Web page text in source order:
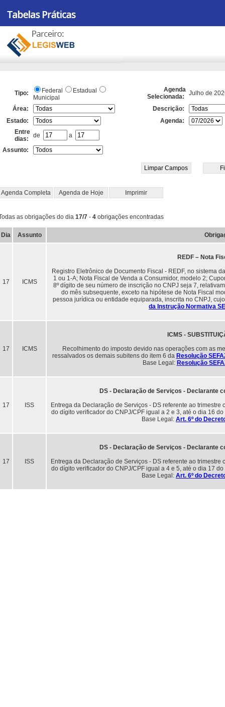
Tipo: Federal
Estadual
Municipal
Agenda
Selecionada:
Julho de
Área:
Descrição:
Estado:
Agenda:
Entre
dias:
de a
Assunto:
Agenda Completa Agenda de Hoje Imprimir
as obrigações do dia 17/7 - 4 obrigações encontradas
Dia Assunto
17 ICMS
REDF – Nota
Registro Eletrônico de Documento Fiscal - REDF, no sistema
1 ou 1-A; Nota Fiscal de Venda a Consumidor, modelo 2;
8º dígito de seu número de inscrição no CNPJ seja 7,
do mês subsequente, exceto na hipótese de Nota Fiscal
pessoa jurídica ou entidade equiparada, inscrita no CNPJ,
da Instrução Normativa
17 ICMS
ICMS -
Recolhimento do imposto devido nas operações com as
ressalvados os demais subitens do item 6 da Resolução
Base Legal: Resolução
17 ISS
DS - Declaração de Serviços - Declarante
Entrega da Declaração de Serviços - DS referente ao
do dígito verificador do CNPJ/CPF igual a 2 e 3, até o dia 16
Base Legal: Art. 6º do
17 ISS
DS - Declaração de Serviços - Declarante
Entrega da Declaração de Serviços - DS referente ao
do dígito verificador do CNPJ/CPF igual a 4 e 5, até o dia 17
Base Legal: Art. 6º do